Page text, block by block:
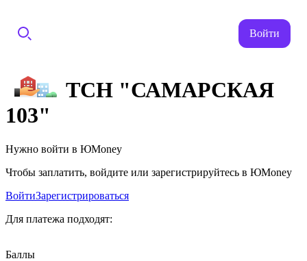
Войти
ТСН "САМАРСКАЯ
103"
Нужно войти в ЮMoney
Чтобы заплатить, войдите или зарегистрируйтесь в ЮMoney
ВойтиЗарегистрироваться
Для платежа подходят:
Баллы